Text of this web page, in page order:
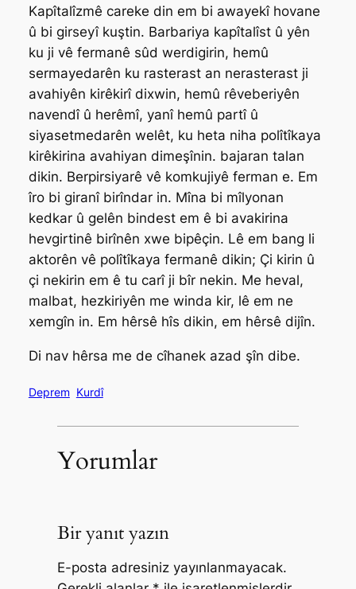
Kapîtalîzmê careke din em bi awayekî hovane
û bi girseyî kuştin. Barbariya kapîtalîst û yên
ku ji vê fermanê sûd werdigirin, hemû
sermayedarên ku rasterast an nerasterast ji
avahiyên kirêkirî dixwin, hemû rêveberiyên
navendî û herêmî, yanî hemû partî û
siyasetmedarên welêt, ku heta niha polîtîkaya
kirêkirina avahiyan dimeşînin. bajaran talan
dikin. Berpirsiyarê vê komkujiyê ferman e. Em
îro bi giranî birîndar in. Mîna bi mîlyonan
kedkar û gelên bindest em ê bi avakirina
hevgirtinê birînên xwe bipêçin. Lê em bang li
aktorên vê polîtîkaya fermanê dikin; Çi kirin û
çi nekirin em ê tu carî ji bîr nekin. Me heval,
malbat, hezkiriyên me winda kir, lê em ne
xemgîn in. Em hêrsê hîs dikin, em hêrsê dijîn.
Di nav hêrsa me de cîhanek azad şîn dibe.
Deprem Kurdî
Yorumlar
Bir yanıt yazın
E-posta adresiniz yayınlanmayacak.